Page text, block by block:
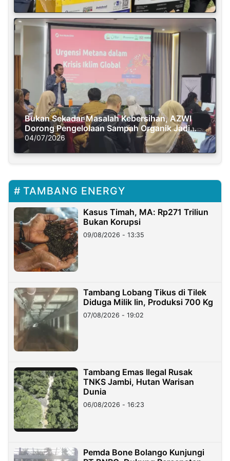
Bukan Sekadar Masalah Kebersihan, AZWI
Dorong Pengelolaan Sampah Organik Jadi
Solusi Krisis Iklim
04/07/2026
TAMBANG ENERGY
Kasus Timah, MA: Rp271 Triliun
Bukan Korupsi
09/08/2026 - 13:35
Tambang Lobang Tikus di Tilek
Diduga Milik Iin, Produksi 700 Kg
07/08/2026 - 19:02
Tambang Emas Ilegal Rusak
TNKS Jambi, Hutan Warisan
Dunia
06/08/2026 - 16:23
Pemda Bone Bolango Kunjungi